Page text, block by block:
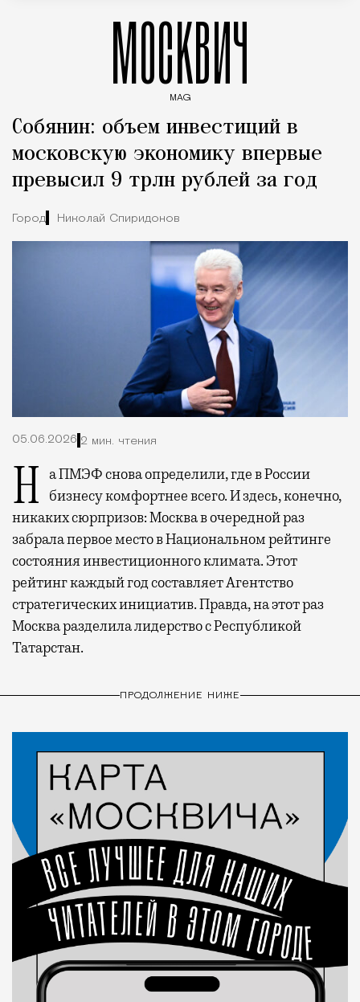
МОСКВИЧ
MAG
Собянин: объем инвестиций в
московскую экономику впервые
превысил 9 трлн рублей за год
Город Николай Спиридонов
05.06.2026 2 мин. чтения
На ПМЭФ снова определили, где в России
бизнесу комфортнее всего. И здесь, конечно,
никаких сюрпризов: Москва в очередной раз
забрала первое место в Национальном рейтинге
состояния инвестиционного климата. Этот
рейтинг каждый год составляет Агентство
стратегических инициатив. Правда, на этот раз
Москва разделила лидерство с Республикой
Татарстан.
ПРОДОЛЖЕНИЕ НИЖЕ